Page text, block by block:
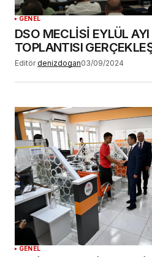
GENEL
DSO MECLİSİ EYLÜL
TOPLANTISI
Editör denizdogan03/09/2024
GENEL